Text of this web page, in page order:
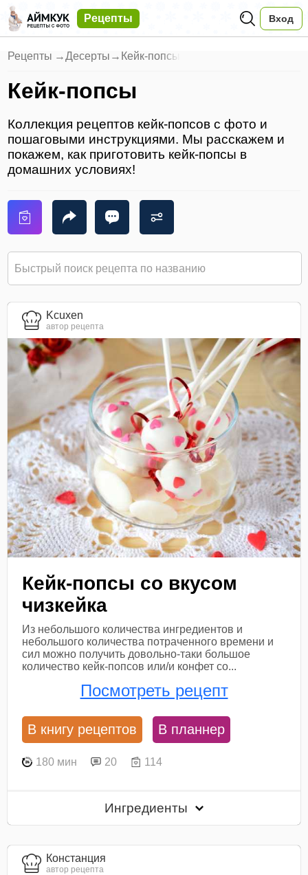
Рецепты Вход
Рецепты →Десерты → Кейк-попсы
Кейк-попсы
Коллекция рецептов кейк-попсов с фото и
пошаговыми инструкциями. Мы расскажем и
покажем, как приготовить кейк-попсы в
домашних условиях!
Kcuxen
автор рецепта
Кейк-попсы со вкусом
чизкейка
Из небольшого количества ингредиентов и
небольшого количества потраченного времени и
сил можно получить довольно-таки большое
количество кейк-попсов или/и конфет со...
Посмотреть рецепт
В книгу рецептов В планнер
180 мин 20 114
Ингредиенты
Констанция
автор рецепта